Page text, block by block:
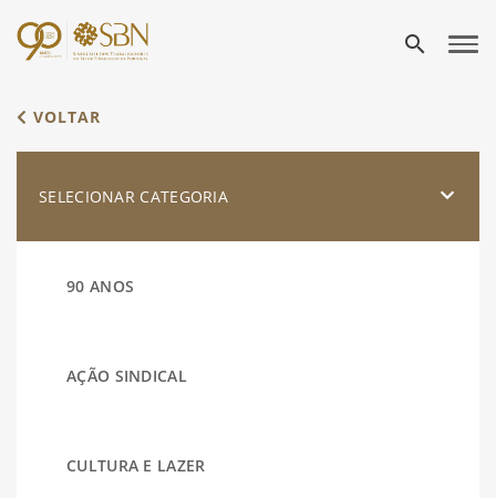
search
VOLTAR
SELECIONAR CATEGORIA
90 ANOS
AÇÃO SINDICAL
CULTURA E LAZER